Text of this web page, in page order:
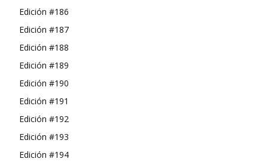
Edición #186
Edición #187
Edición #188
Edición #189
Edición #190
Edición #191
Edición #192
Edición #193
Edición #194